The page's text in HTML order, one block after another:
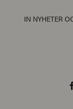
IN NYHETER